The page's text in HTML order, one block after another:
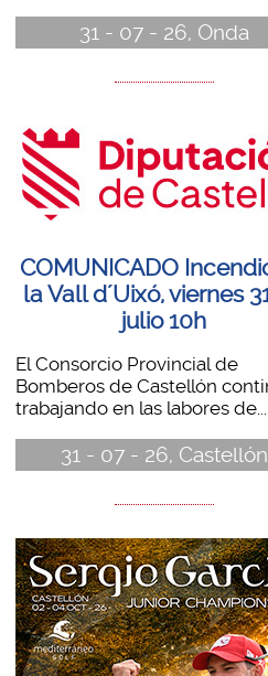
31 - 07 - 26, Onda
COMUNICADO
la Vall d´Uixó, viernes
julio 10h
El Consorcio Provincial de
Bomberos de Castellón
trabajando en las labores de...
31 - 07 - 26, Castellón